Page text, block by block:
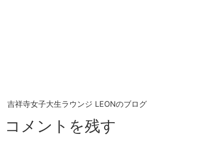
吉祥寺女子大生ラウンジ LEONのブログ
コメントを残す